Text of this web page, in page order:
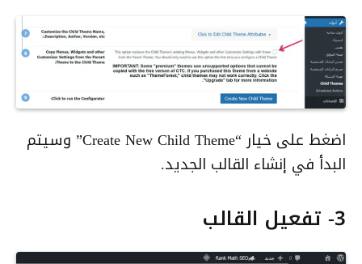
اضغط على خيار “Create New Child Theme” وسيتم
البدأ في إنشاء القالب الجديد.
3- تفعيل القالب